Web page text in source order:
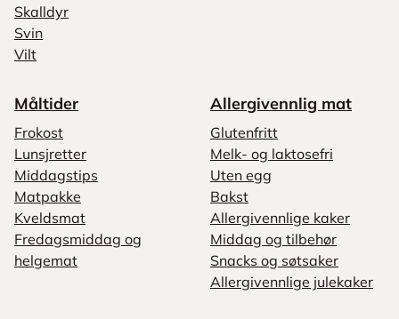
Skalldyr
Svin
Vilt
Måltider
Frokost
Lunsjretter
Middagstips
Matpakke
Kveldsmat
Fredagsmiddag og
helgemat
Allergivennlig mat
Glutenfritt
Melk- og laktosefri
Uten egg
Bakst
Allergivennlige kaker
Middag og tilbehør
Snacks og søtsaker
Allergivennlige julekaker